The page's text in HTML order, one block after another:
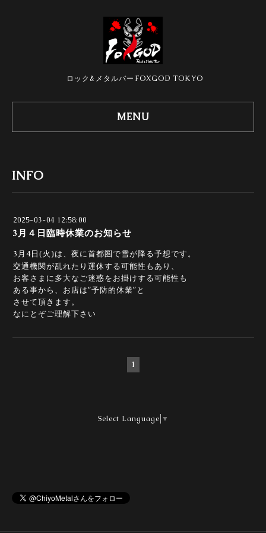
ロック&メタルバーFOXGOD TOKYO
MENU
INFO
2025-03-04 12:58:00
3月４日臨時休業のお知らせ
3月4日(火)は、夜に首都圏で雪が降る予想です。
交通機関が乱れたり運休する可能性もあり、
お客さまに多大なご迷惑をお掛けする可能性も
ある事から、 お店は“予防的休業”と
させて頂きます。
なにとぞご理解下さい
1
Select Language ▼